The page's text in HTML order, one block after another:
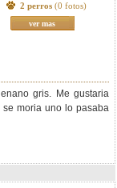
2 perros (0 fotos)
ver mas
gris. Me gustaria
moria uno lo pasaba